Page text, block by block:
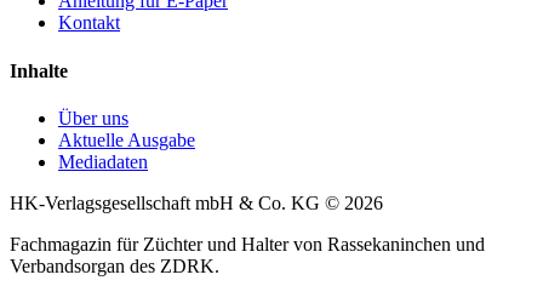
Kontakt
Inhalte
Über uns
Aktuelle Ausgabe
Mediadaten
HK-Verlagsgesellschaft mbH & Co. KG © 2026
Fachmagazin für Züchter und Halter von Rassekaninchen und
Verbandsorgan des ZDRK.